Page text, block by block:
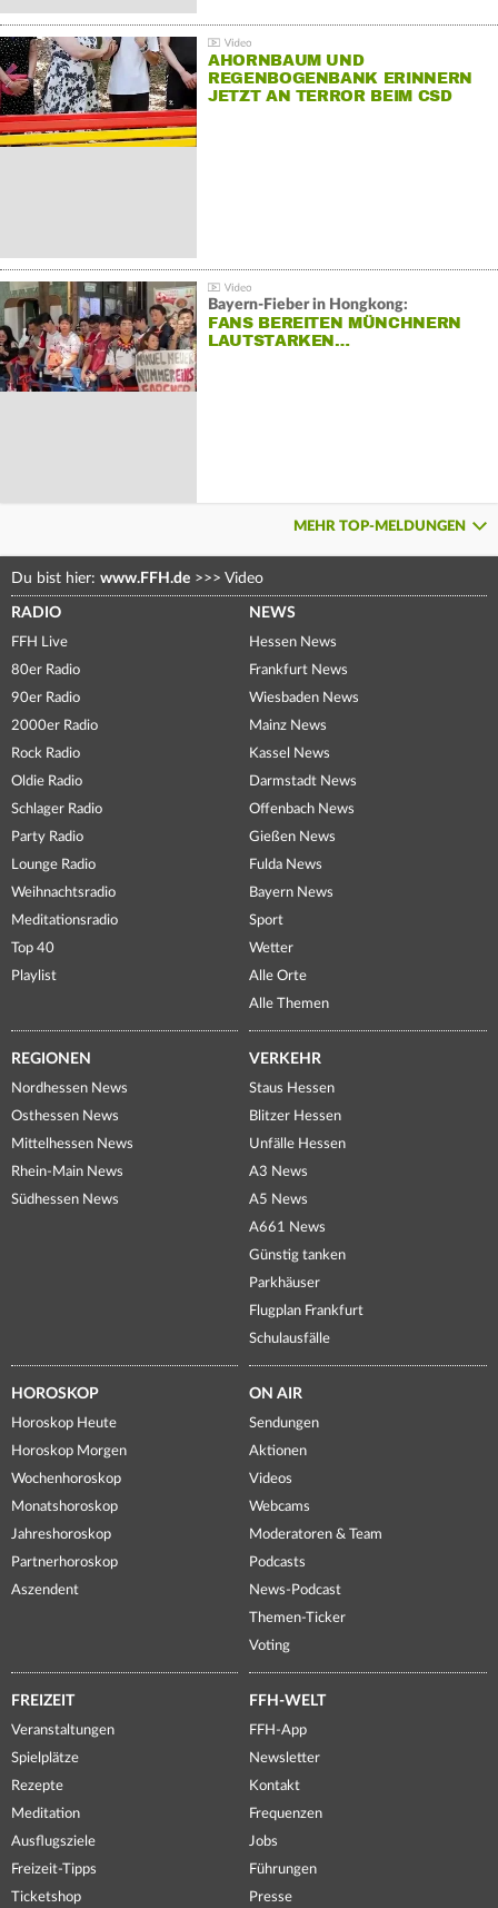
AHORNBAUM UND
REGENBOGENBANK ERINNERN
JETZT AN TERROR BEIM CSD
Bayern-Fieber in Hongkong:
FANS BEREITEN MÜNCHNERN
LAUTSTARKEN…
MEHR TOP-MELDUNGEN
Du bist hier: www.FFH.de >>> Video
RADIO
FFH Live
80er Radio
90er Radio
2000er Radio
Rock Radio
Oldie Radio
Schlager Radio
Party Radio
Lounge Radio
Weihnachtsradio
Meditationsradio
Top 40
Playlist
NEWS
Hessen News
Frankfurt News
Wiesbaden News
Mainz News
Kassel News
Darmstadt News
Offenbach News
Gießen News
Fulda News
Bayern News
Sport
Wetter
Alle Orte
Alle Themen
REGIONEN
Nordhessen News
Osthessen News
Mittelhessen News
Rhein-Main News
Südhessen News
VERKEHR
Staus Hessen
Blitzer Hessen
Unfälle Hessen
A3 News
A5 News
A661 News
Günstig tanken
Parkhäuser
Flugplan Frankfurt
Schulausfälle
HOROSKOP
Horoskop Heute
Horoskop Morgen
Wochenhoroskop
Monatshoroskop
Jahreshoroskop
Partnerhoroskop
Aszendent
ON AIR
Sendungen
Aktionen
Videos
Webcams
Moderatoren & Team
Podcasts
News-Podcast
Themen-Ticker
Voting
FREIZEIT
Veranstaltungen
Spielplätze
Rezepte
Meditation
Ausflugsziele
Freizeit-Tipps
Ticketshop
FFH-WELT
FFH-App
Newsletter
Kontakt
Frequenzen
Jobs
Führungen
Presse